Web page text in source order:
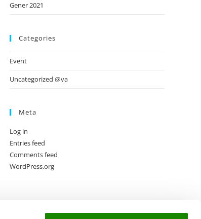
Gener 2021
Categories
Event
Uncategorized @va
Meta
Log in
Entries feed
Comments feed
WordPress.org